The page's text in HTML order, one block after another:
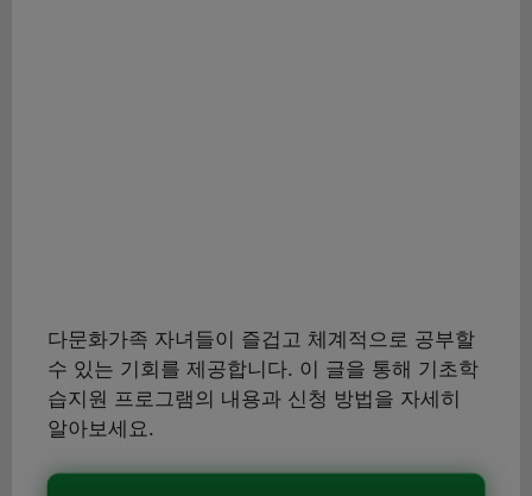
다문화가족 자녀들이 즐겁고 체계적으로 공부할
수 있는 기회를 제공합니다. 이 글을 통해 기초학
습지원 프로그램의 내용과 신청 방법을 자세히
알아보세요.